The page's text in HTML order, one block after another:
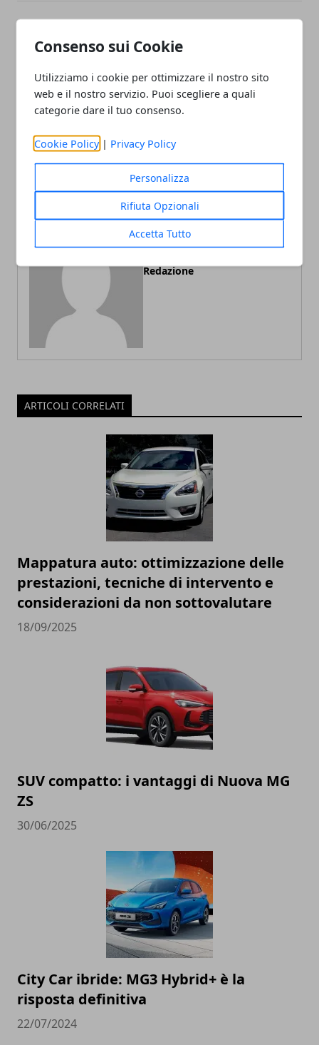
Consenso sui Cookie
Utilizziamo i cookie per ottimizzare il nostro sito
web e il nostro servizio. Puoi scegliere a quali
categorie dare il tuo consenso.
Cookie Policy | Privacy Policy
Personalizza
Rifiuta Opzionali
Accetta Tutto
Articolo Precedente
di Nuova MG ZS
Redazione
ARTICOLI CORRELATI
Mappatura auto: ottimizzazione delle
prestazioni, tecniche di intervento e
considerazioni da non sottovalutare
18/09/2025
SUV compatto: i vantaggi di Nuova MG
ZS
30/06/2025
City Car ibride: MG3 Hybrid+ è la
risposta definitiva
22/07/2024